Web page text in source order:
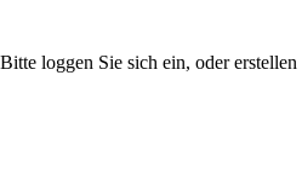
loggen Sie sich ein, oder